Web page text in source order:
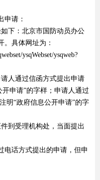
请：
下：北京市国防动员办公
。具体网址为：
ysqWebset/ysqweb?
人通过信函方式提出申请
申请”的字样；申请人通过
明“政府信息公开申请”的字
到受理机构处，当面提出
话方式提出的申请，但申